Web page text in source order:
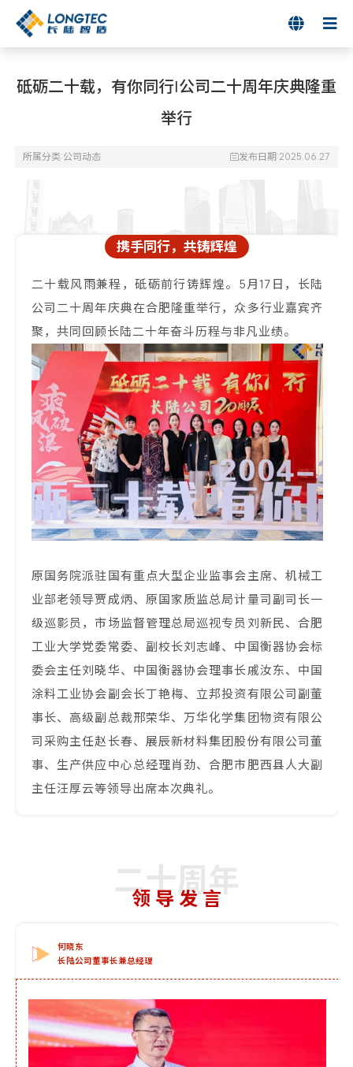

砥砺二十载，有你同行|公司二十周年庆典隆重
举行
所属分类:公司动态 发布日期:2025.06.27
携手同行，共铸辉煌
二十载风雨兼程，砥砺前行铸辉煌。5月17日，长陆
公司二十周年庆典在合肥隆重举行，众多行业嘉宾齐
聚，共同回顾长陆二十年奋斗历程与非凡业绩。
原国务院派驻国有重点大型企业监事会主席、机械工
业部老领导贾成炳、原国家质监总局计量司副司长一
级巡影员，市场监督管理总局巡视专员刘新民、合肥
工业大学党委常委、副校长刘志峰、中国衡器协会标
委会主任刘晓华、中国衡器协会理事长戚汝东、中国
涂料工业协会副会长丁艳梅、立邦投资有限公司副董
事长、高级副总裁邢荣华、万华化学集团物资有限公
司采购主任赵长春、展辰新材料集团股份有限公司董
事、生产供应中心总经理肖劲、合肥市肥西县人大副
主任汪厚云等领导出席本次典礼。
二十周年
领 导 发 言
何晓东
长陆公司董事长兼总经理